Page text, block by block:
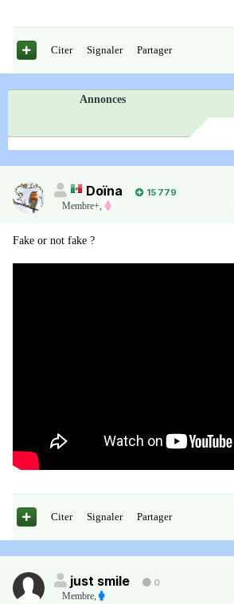
Citer Signaler Partager
Annonces
Doïna
15 779
Membre+,
Fake or not fake ?
Citer Signaler Partager
just smile
0
Membre